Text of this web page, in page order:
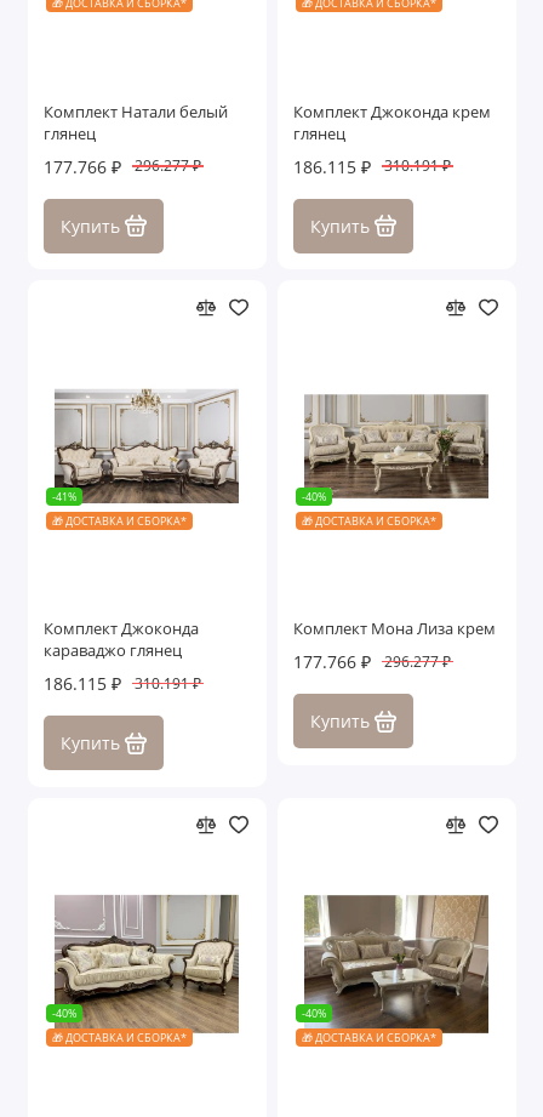
🎁 ДОСТАВКА И СБОРКА*
Комплект Натали белый
глянец
177.766 ₽ 296.277 ₽
Купить
🎁 ДОСТАВКА И СБОРКА*
Комплект Джоконда крем
глянец
186.115 ₽ 310.191 ₽
Купить
-41%
🎁 ДОСТАВКА И СБОРКА*
Комплект Джоконда
караваджо глянец
186.115 ₽ 310.191 ₽
Купить
-40%
🎁 ДОСТАВКА И СБОРКА*
Комплект Мона Лиза крем
177.766 ₽ 296.277 ₽
Купить
-40%
🎁 ДОСТАВКА И СБОРКА*
-40%
🎁 ДОСТАВКА И СБОРКА*